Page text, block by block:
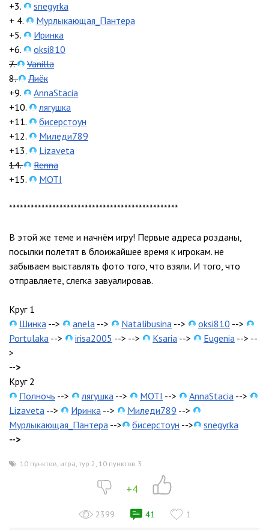
+3.
snegyrka
+ 4.
Мурлыкающая_Пантера
+5.
Иринка
+6.
oksi810
7.
Vanilla
8.
Лиёк
+9.
AnnaStacia
+10.
лягушка
+11.
бисерстоун
+12.
Миледи789
+13.
Lizaveta
14.
Renna
+15.
MOTI
***********************************************
В этой же теме и начнём игру! Первые адреса розданы,
посылки полетят в блоижайшее время к игрокам. не
забываем выставлять фото того, что взяли. И того, что
отправляете, слегка завуалировав.
Круг 1
Шинка --> anela --> Natalibusina --> oksi810 -->
Portulaka --> irisa2005 --> --> Ksaria --> Eugenia --> --
>
-->
Круг 2
Полночь --> лягушка --> MOTI --> AnnaStacia -->
Lizaveta --> Иринка --> Миледи789 -->
Мурлыкающая_Пантера --> бисерстоун -->
snegyrka
-->
10 пунктов игра тур 2 10 пунктов 3
+4
2399 41 1